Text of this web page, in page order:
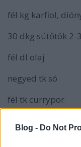
Blog - Do Not
fél kg karfiol,
30 dkg sütőtök 2-
fél dl olaj
negyed tk só
fél tk currypor
Melegítsük elő a
zöldségeket